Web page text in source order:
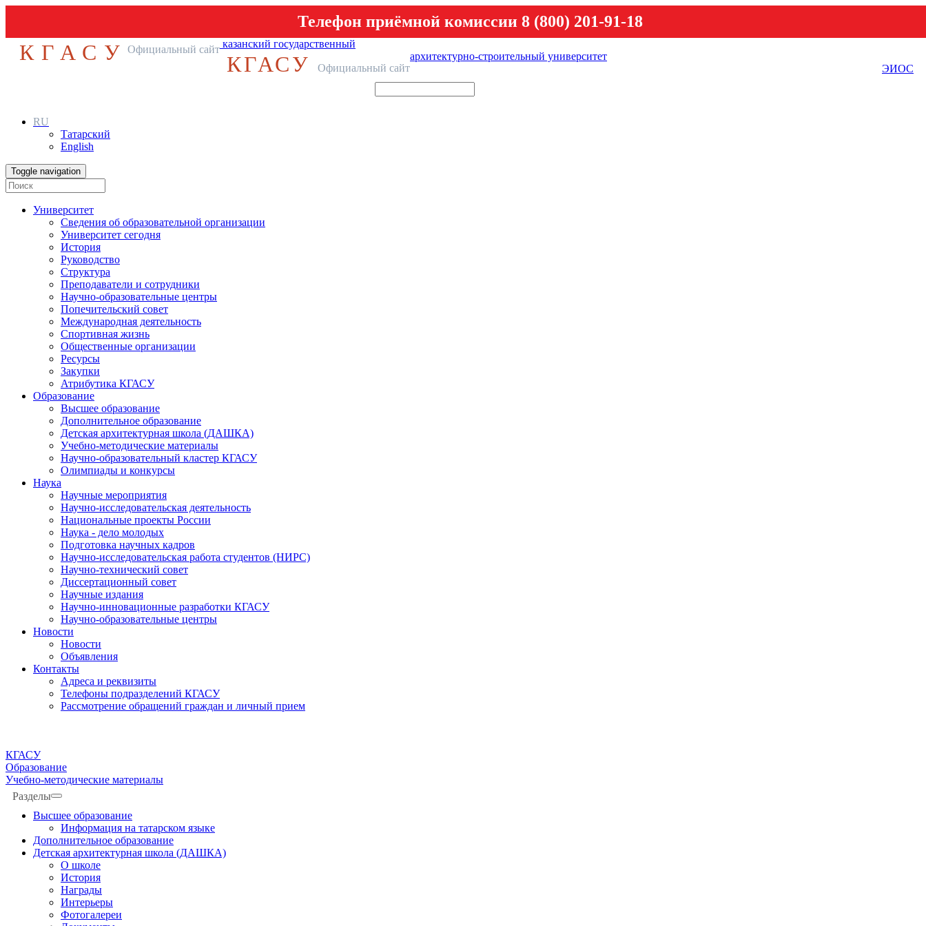
Телефон приёмной комиссии 8 (800) 201-91-18
КГАСУ Официальный сайт казанский государственный
архитектурно-строительный университет
КГАСУ Официальный сайт ЭИОС
RU
Татарский
English
Toggle navigation
Университет
Сведения об образовательной организации
Университет сегодня
История
Руководство
Структура
Преподаватели и сотрудники
Научно-образовательные центры
Попечительский совет
Международная деятельность
Спортивная жизнь
Общественные организации
Ресурсы
Закупки
Атрибутика КГАСУ
Образование
Высшее образование
Дополнительное образование
Детская архитектурная школа (ДАШКА)
Учебно-методические материалы
Научно-образовательный кластер КГАСУ
Олимпиады и конкурсы
Наука
Научные мероприятия
Научно-исследовательская деятельность
Национальные проекты России
Наука - дело молодых
Подготовка научных кадров
Научно-исследовательская работа студентов (НИРС)
Научно-технический совет
Диссертационный совет
Научные издания
Научно-инновационные разработки КГАСУ
Научно-образовательные центры
Новости
Новости
Объявления
Контакты
Адреса и реквизиты
Телефоны подразделений КГАСУ
Рассмотрение обращений граждан и личный прием
КГАСУ
Образование
Учебно-методические материалы
Разделы
Высшее образование
Информация на татарском языке
Дополнительное образование
Детская архитектурная школа (ДАШКА)
О школе
История
Награды
Интерьеры
Фотогалереи